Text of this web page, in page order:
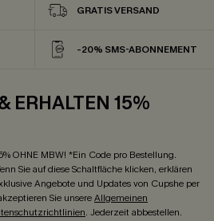
GRATIS VERSAND
-20% SMS-ABONNEMENT
ERHALTEN 15%
OHNE MBW! *Ein Code pro Bestellung.
Sie auf diese Schaltfläche klicken, erklären
Angebote und Updates von Cupshe per
Sie unsereAllgemeinen
. Jederzeit abbestellen.